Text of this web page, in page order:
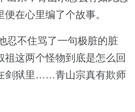
在心里编了个故事。
不住骂了一句极脏的脏
祖这两个怪物到底是怎么回
剑狱里……青山宗真有欺师